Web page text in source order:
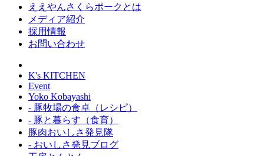
ええやんさくらポークとは
メディア紹介
採用情報
お問い合わせ
K's KITCHEN
Event
Yoko Kobayashi
- 豚牧場の食卓（レシピ）
- 豚と暮らす（食育）
豚肉おいしさ発見隊
- おいしさ発見ブログ